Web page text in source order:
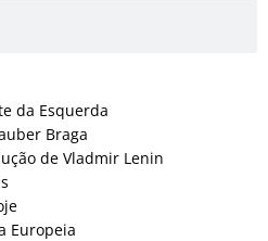
da Esquerda
Braga
de Vladmir Lenin
Europeia